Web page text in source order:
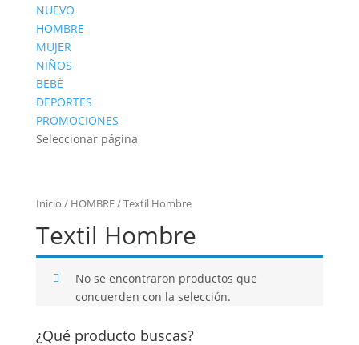
NUEVO
HOMBRE
MUJER
NIÑOS
BEBÉ
DEPORTES
PROMOCIONES
Seleccionar página
Inicio / HOMBRE/ Textil Hombre
Textil Hombre
No se encontraron productos que
concuerden con la selección.
¿Qué producto buscas?